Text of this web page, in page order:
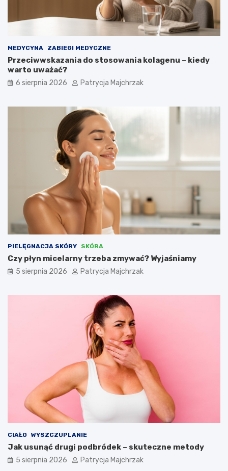
w
?
–
r
a
w
d
MEDYCYNA ZABIEGI MEDYCZNE
Przeciwwskazania do stosowania kolagenu – kiedy
warto uważać?
6 sierpnia 2026 Patrycja Majchrzak
PIELĘGNACJA SKÓRY SKÓRA
Czy płyn micelarny trzeba zmywać? Wyjaśniamy
5 sierpnia 2026 Patrycja Majchrzak
CIAŁO WYSZCZUPLANIE
Jak usunąć drugi podbródek – skuteczne metody
5 sierpnia 2026 Patrycja Majchrzak